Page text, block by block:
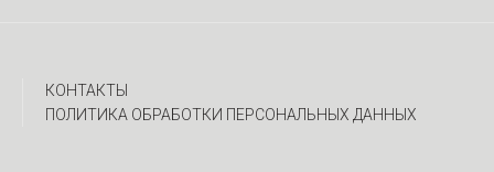
КОНТАКТЫ
ПОЛИТИКА ОБРАБОТКИ ПЕРСОНАЛЬНЫХ ДАННЫХ